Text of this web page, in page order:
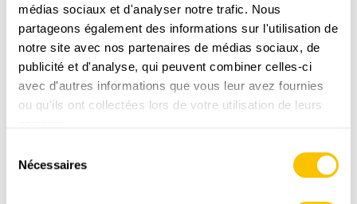
médias sociaux et d'analyser notre trafic. Nous
partageons également des informations sur l'utilisation de
notre site avec nos partenaires de médias sociaux, de
publicité et d'analyse, qui peuvent combiner celles-ci
avec d'autres informations que vous leur avez fournies
ou qu'ils ont collectées lors de votre utilisation de leurs
Nécessaires
PARCOURS DE LA RANDONNÉE
www.suisse-rando.ch